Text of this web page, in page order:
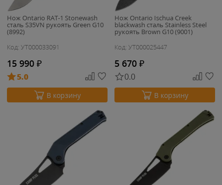
Нож Ontario RAT-1 Stonewash
сталь S35VN рукоять Green G10
(8992)
Код: УТ000033091
15 990 ₽
5.0
В корзину
Нож Ontario Ischua Creek
blackwash сталь Stainless Steel
рукоять Brown G10 (9001)
Код: УТ000025447
5 670 ₽
0.0
В корзину